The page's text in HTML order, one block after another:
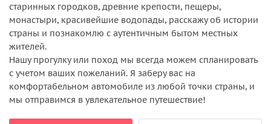
старинных городков, древние крепости, пещеры,
монастыри, красивейшие водопады, расскажу об истории
страны и познакомлю с аутентичным бытом местных
жителей.
Нашу прогулку или поход мы всегда можем спланировать
с учетом ваших пожеланий. Я заберу вас на
комфортабельном автомобиле из любой точки страны, и
мы отправимся в увлекательное путешествие!